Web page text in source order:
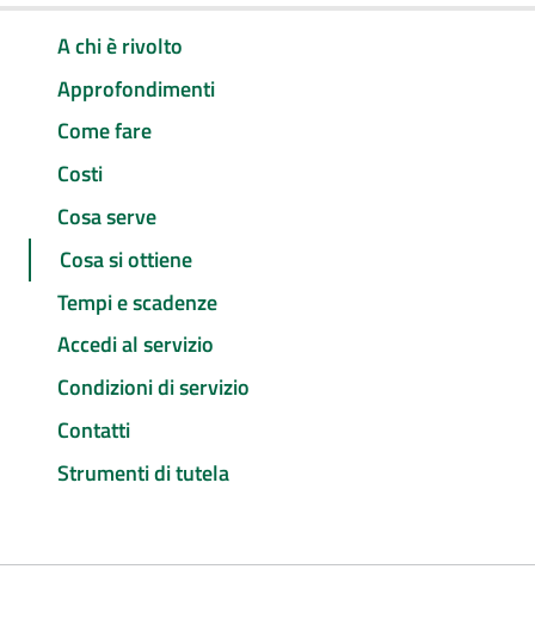
A chi è rivolto
Approfondimenti
Come fare
Costi
Cosa serve
Cosa si ottiene
Tempi e scadenze
Accedi al servizio
Condizioni di servizio
Contatti
Strumenti di tutela